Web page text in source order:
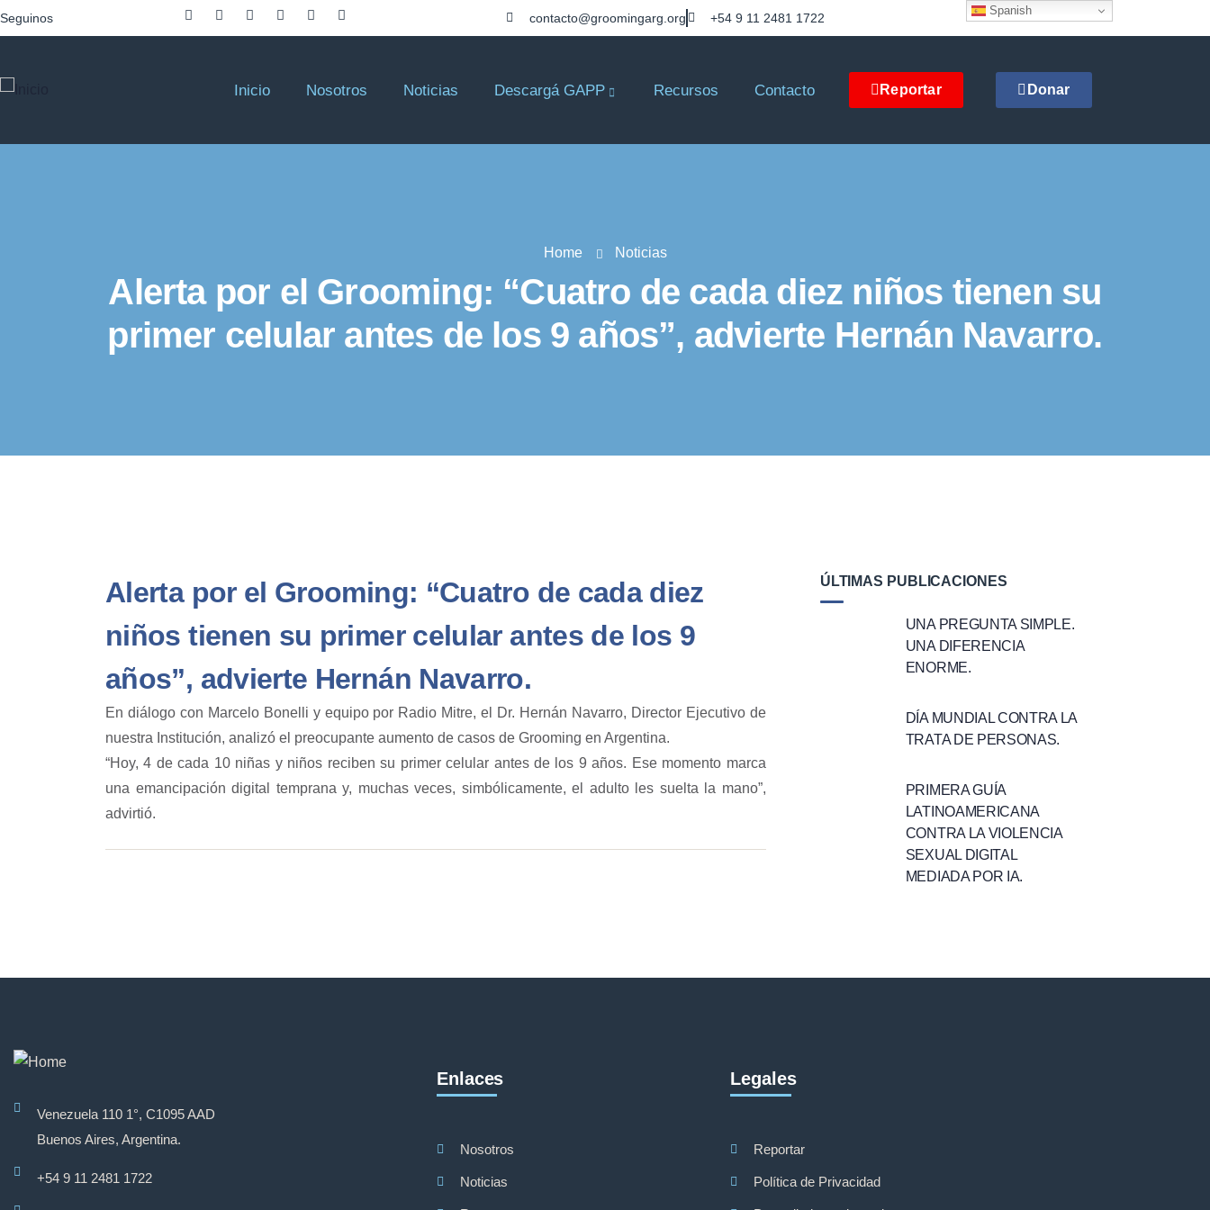
Seguinos contacto@groomingarg.org +54 9 11 2481 1722
Inicio Nosotros Noticias Descargá GAPP Recursos Contacto Reportar Donar
Home Noticias
Alerta por el Grooming: “Cuatro de cada diez niños tienen su
primer celular antes de los 9 años”, advierte Hernán Navarro.
Alerta por el Grooming: “Cuatro de cada diez
niños tienen su primer celular antes de los 9
años”, advierte Hernán Navarro.
En diálogo con Marcelo Bonelli y equipo por Radio Mitre, el Dr. Hernán Navarro, Director Ejecutivo de
nuestra Institución, analizó el preocupante aumento de casos de Grooming en Argentina.
“Hoy, 4 de cada 10 niñas y niños reciben su primer celular antes de los 9 años. Ese momento marca
una emancipación digital temprana y, muchas veces, simbólicamente, el adulto les suelta la mano”,
advirtió.
ÚLTIMAS PUBLICACIONES
UNA PREGUNTA SIMPLE.
UNA DIFERENCIA
ENORME.
DÍA MUNDIAL CONTRA LA
TRATA DE PERSONAS.
PRIMERA GUÍA
LATINOAMERICANA
CONTRA LA VIOLENCIA
SEXUAL DIGITAL
MEDIADA POR IA.
Venezuela 110 1°, C1095 AAD
Buenos Aires, Argentina.
+54 9 11 2481 1722
Enlaces
Nosotros
Noticias
Legales
Reportar
Política de Privacidad
Spanish